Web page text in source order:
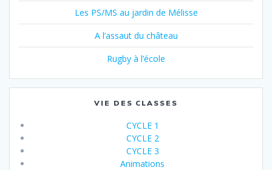
Les PS/MS au jardin de Mélisse
A l’assaut du château
Rugby à l’école
VIE DES CLASSES
CYCLE 1
CYCLE 2
CYCLE 3
Animations